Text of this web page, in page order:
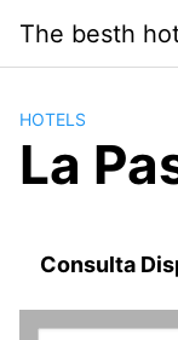
contenido
The besth
HOTELS
La
Consulta